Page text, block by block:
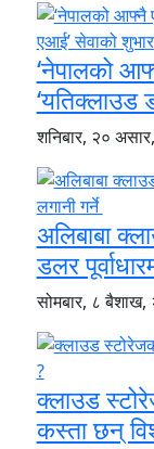
‘नेपालको
‘यतिक्लाउड
शनिबार, २०
अलिबाबा
डलर
सोमबार, ८
क्लाउड
कस्ता छन्